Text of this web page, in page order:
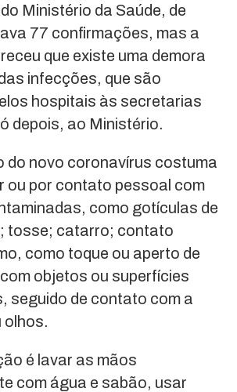
Ministério da Saúde, de
77 confirmações, mas a
que existe uma demora
infecções, que são
hospitais às secretarias
depois, ao Ministério.
do novo coronavírus costuma
ou por contato pessoal com
como gotículas de
tosse; catarro; contato
como toque ou aperto de
objetos ou superfícies
seguido de contato com a
olhos.
é lavar as mãos
com água e sabão, usar